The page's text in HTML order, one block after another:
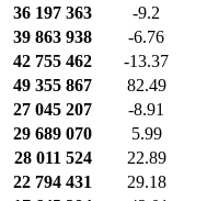
36 197 363 -9.2
39 863 938 -6.76
42 755 462 -13.37
49 355 867 82.49
27 045 207 -8.91
29 689 070 5.99
28 011 524 22.89
22 794 431 29.18